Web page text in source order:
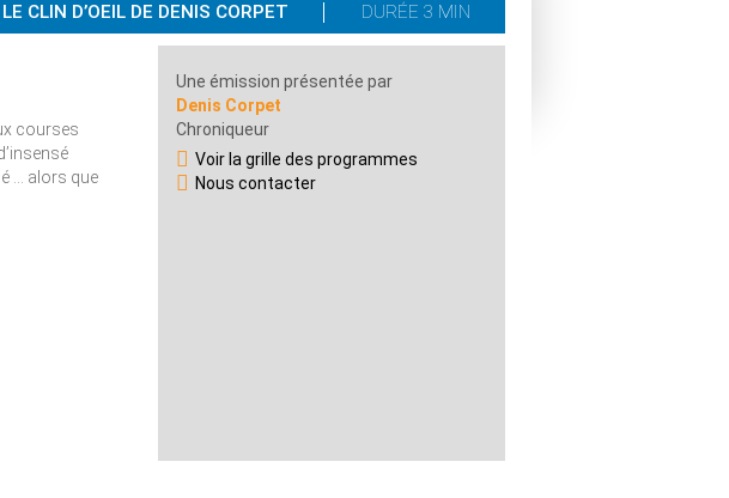
LE CLIN D’OEIL DE DENIS CORPET DURÉE 3 MIN
courses
... alors que
Une émission présentée par
Denis Corpet
Chroniqueur
Voir la grille des programmes
Nous contacter